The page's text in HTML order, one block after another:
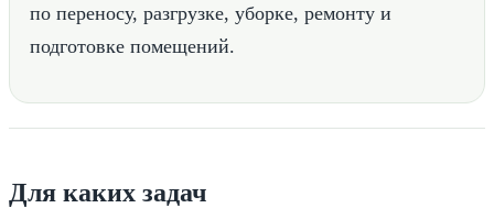
по переносу, разгрузке, уборке, ремонту и
подготовке помещений.
Для каких задач